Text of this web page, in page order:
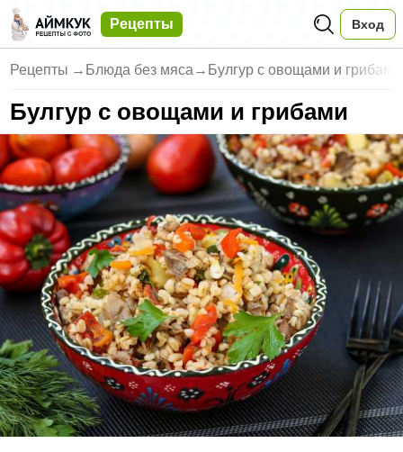
Рецепты Вход
Рецепты → Блюда без мяса → Булгур с овощами и грибами
Булгур с овощами и грибами